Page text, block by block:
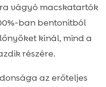
vágyó macskatartók
ban bentonitból
kínál, mind a
részére.
az erőteljes